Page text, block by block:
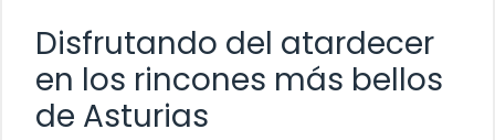
Disfrutando del atardecer
en los rincones más bellos
de Asturias